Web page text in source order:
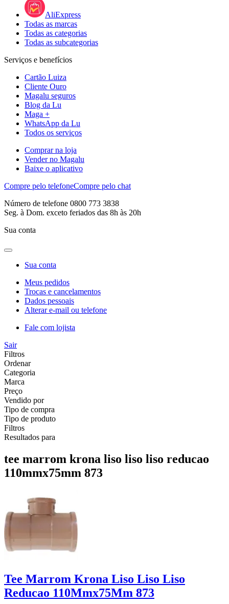
AliExpress
Todas as marcas
Todas as categorias
Todas as subcategorias
Serviços e benefícios
Cartão Luiza
Cliente Ouro
Magalu seguros
Blog da Lu
Maga +
WhatsApp da Lu
Todos os serviços
Comprar na loja
Vender no Magalu
Baixe o aplicativo
Compre pelo telefoneCompre pelo chat
Número de telefone 0800 773 3838
Seg. à Dom. exceto feriados das 8h às 20h
Sua conta
Sua conta
Meus pedidos
Trocas e cancelamentos
Dados pessoais
Alterar e-mail ou telefone
Fale com lojista
Sair
Filtros
Ordenar
Categoria
Marca
Preço
Vendido por
Tipo de compra
Tipo de produto
Filtros
Resultados para
tee marrom krona liso liso liso reducao
110mmx75mm 873
Tee Marrom Krona Liso Liso Liso
Reducao 110Mmx75Mm 873